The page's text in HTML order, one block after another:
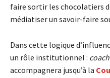
faire sortir les chocolatiers
médiatiser un savoir-faire
Dans cette logique
un rôle institutionnel : coach
accompagnera jusqu’à la